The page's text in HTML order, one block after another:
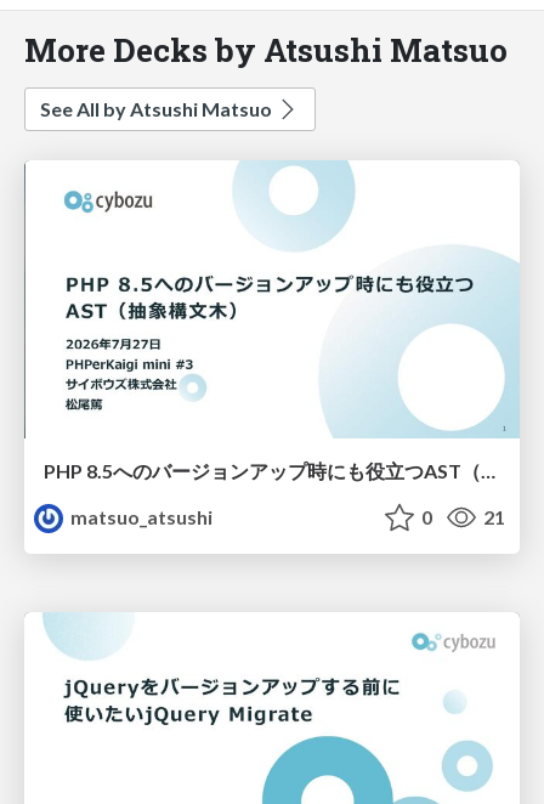
More Decks by Atsushi Matsuo
See All by Atsushi Matsuo
PHP 8.5へのバージョンアップ時にも役立つAST（抽象構文木）
matsuo_atsushi
0 21